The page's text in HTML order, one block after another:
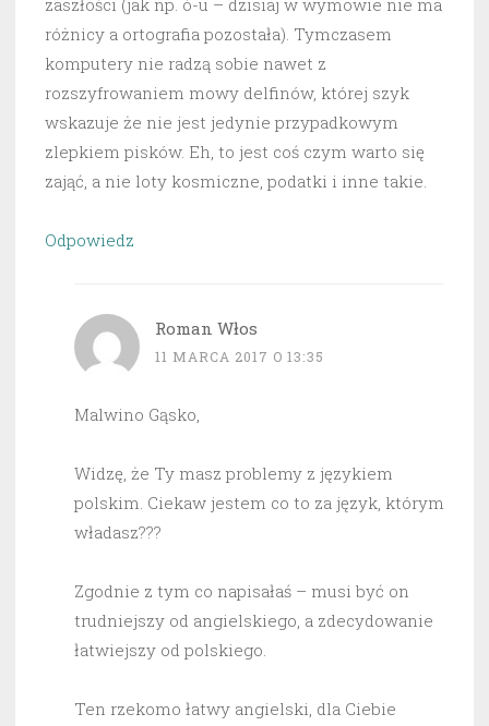
zaszłości (jak np. ó-u – dzisiaj w wymowie nie ma
różnicy a ortografia pozostała). Tymczasem
komputery nie radzą sobie nawet z
rozszyfrowaniem mowy delfinów, której szyk
wskazuje że nie jest jedynie przypadkowym
zlepkiem pisków. Eh, to jest coś czym warto się
zająć, a nie loty kosmiczne, podatki i inne takie.
Odpowiedz
Roman Włos
11 MARCA 2017 O 13:35
Malwino Gąsko,
Widzę, że Ty masz problemy z językiem
polskim. Ciekaw jestem co to za język, którym
władasz???
Zgodnie z tym co napisałaś – musi być on
trudniejszy od angielskiego, a zdecydowanie
łatwiejszy od polskiego.
Ten rzekomo łatwy angielski, dla Ciebie